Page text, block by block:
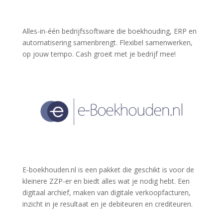
Alles-in-één bedrijfssoftware die boekhouding, ERP en
automatisering samenbrengt. Flexibel samenwerken,
op jouw tempo. Cash groeit met je bedrijf mee!
E-boekhouden.nl is een pakket die geschikt is voor de
kleinere ZZP-er en biedt alles wat je nodig hebt. Een
digitaal archief, maken van digitale verkoopfacturen,
inzicht in je resultaat en je debiteuren en crediteuren.